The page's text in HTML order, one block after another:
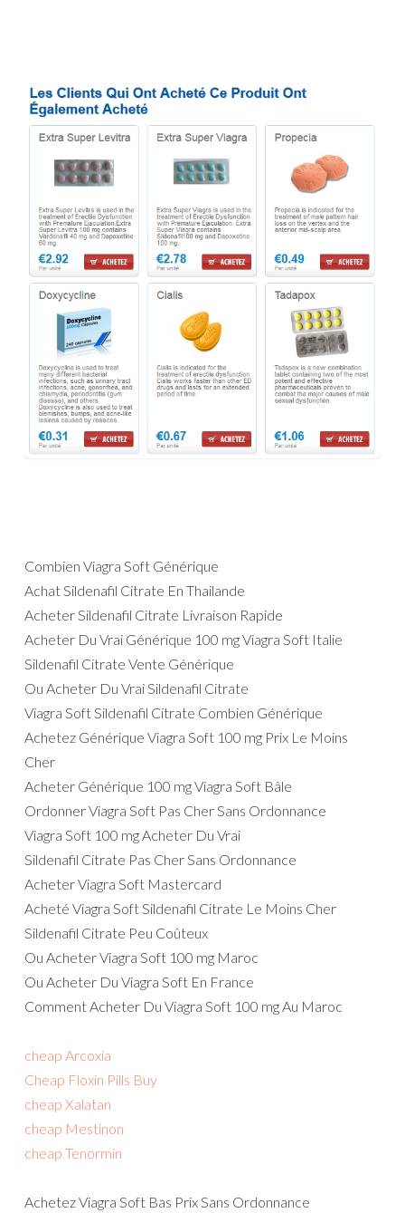
Combien Viagra Soft Générique
Achat Sildenafil Citrate En Thailande
Acheter Sildenafil Citrate Livraison Rapide
Acheter Du Vrai Générique 100 mg Viagra Soft Italie
Sildenafil Citrate Vente Générique
Ou Acheter Du Vrai Sildenafil Citrate
Viagra Soft Sildenafil Citrate Combien Générique
Achetez Générique Viagra Soft 100 mg Prix Le Moins
Cher
Acheter Générique 100 mg Viagra Soft Bâle
Ordonner Viagra Soft Pas Cher Sans Ordonnance
Viagra Soft 100 mg Acheter Du Vrai
Sildenafil Citrate Pas Cher Sans Ordonnance
Acheter Viagra Soft Mastercard
Acheté Viagra Soft Sildenafil Citrate Le Moins Cher
Sildenafil Citrate Peu Coûteux
Ou Acheter Viagra Soft 100 mg Maroc
Ou Acheter Du Viagra Soft En France
Comment Acheter Du Viagra Soft 100 mg Au Maroc
cheap Arcoxia
Cheap Floxin Pills Buy
cheap Xalatan
cheap Mestinon
cheap Tenormin
Achetez Viagra Soft Bas Prix Sans Ordonnance